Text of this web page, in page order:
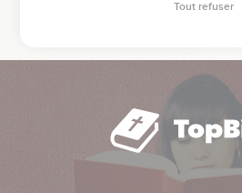
Tout refuser